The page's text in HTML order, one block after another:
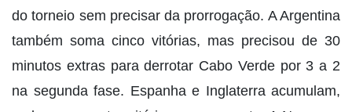
do torneio sem precisar da prorrogação. A Argentina
também soma cinco vitórias, mas precisou de 30
minutos extras para derrotar Cabo Verde por 3 a 2
na segunda fase. Espanha e Inglaterra acumulam,